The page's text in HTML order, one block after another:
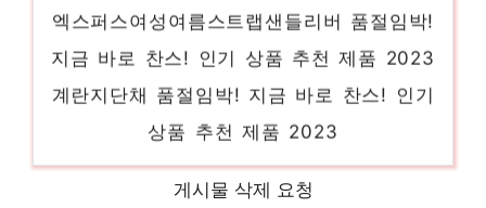
엑스퍼스여성여름스트랩샌들리버 품절임박!
지금 바로 찬스! 인기 상품 추천 제품 2023
계란지단채 품절임박! 지금 바로 찬스! 인기
상품 추천 제품 2023
인기 상품 추천 제품 2023
게시물 삭제 요청